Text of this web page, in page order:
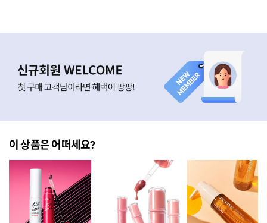
이 상품은 어떠세요?